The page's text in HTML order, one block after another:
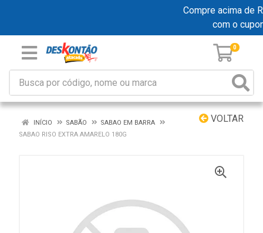
Compre acima de
com o
0
VOLTAR
INÍCIO SABÃO
SABAO EM BARRA
SABAO RISO EXTRA AMARELO 180G